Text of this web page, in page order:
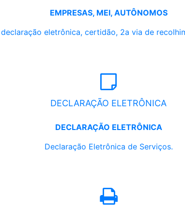
EMPRESAS, MEI, AUTÔNOMOS
eletrônica, certidão, 2a via de
DECLARAÇÃO ELETRÔNICA
DECLARAÇÃO ELETRÔNICA
Declaração Eletrônica de Serviços.